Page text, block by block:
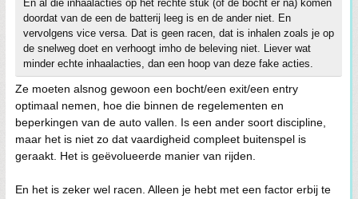
En al die inhaalacties op het rechte stuk (of de bocht er na) komen
doordat van de een de batterij leeg is en de ander niet. En
vervolgens vice versa. Dat is geen racen, dat is inhalen zoals je op
de snelweg doet en verhoogt imho de beleving niet. Liever wat
minder echte inhaalacties, dan een hoop van deze fake acties.
Ze moeten alsnog gewoon een bocht/een exit/een entry
optimaal nemen, hoe die binnen de regelementen en
beperkingen van de auto vallen. Is een ander soort discipline,
maar het is niet zo dat vaardigheid compleet buitenspel is
geraakt. Het is geëvolueerde manier van rijden.
En het is zeker wel racen. Alleen je hebt met een factor erbij te